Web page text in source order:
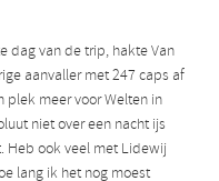
dag van de trip, hakte Van
aanvaller met 247 caps af
plek meer voor Welten in
niet over een nacht ijs
Heb ook veel met Lidewij
lang ik het nog moest